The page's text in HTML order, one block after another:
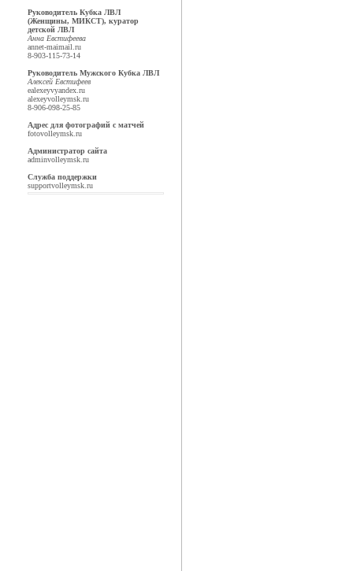
Руководитель Кубка ЛВЛ
(Женщины, МИКСТ), куратор
детской ЛВЛ
Анна Евстифеева
annet-maimail.ru
8-903-115-73-14
Руководитель Мужского Кубка ЛВЛ
Алексей Евстифеев
ealexeyvyandex.ru
alexeyvolleymsk.ru
8-906-098-25-85
Адрес для фотографий с матчей
fotovolleymsk.ru
Администратор сайта
adminvolleymsk.ru
Служба поддержки
supportvolleymsk.ru